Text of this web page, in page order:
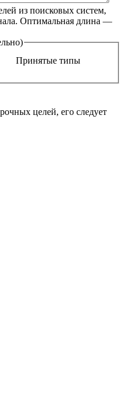
из поисковых систем,
Оптимальная длина —
Принятые типы
целей, его следует